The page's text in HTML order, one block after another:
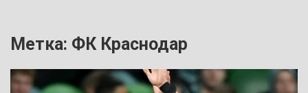
Метка: ФК Краснодар